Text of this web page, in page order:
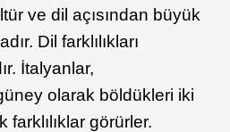
ve dil açısından büyük
Dil farklılıkları
İtalyanlar,
olarak böldükleri iki
farklılıklar görürler.